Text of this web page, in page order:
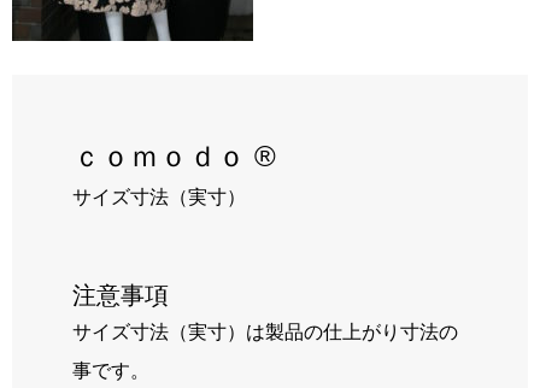
ｃｏｍｏｄｏ ®
サイズ寸法（実寸）
注意事項
サイズ寸法（実寸）は製品の仕上がり寸法の
事です。